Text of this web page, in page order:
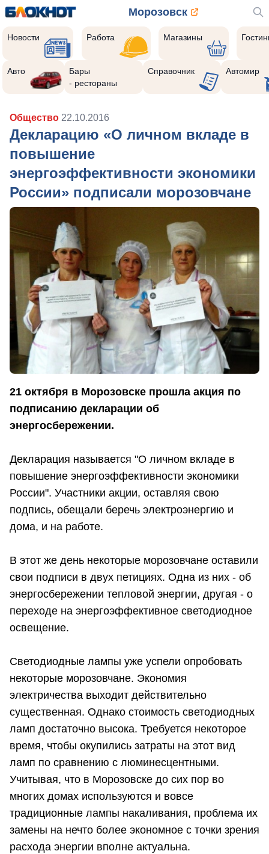
Морозовск
Новости Работа Магазины
Авто
Бары
- рестораны
Справочник Автомир
Общество 22.10.2016
Декларацию «О личном вкладе в
повышение
энергоэффективности экономики
России» подписали морозовчане
21 октября в Морозовске прошла акция по
подписанию декларации об
энергосбережении.
Декларация называется "О личном вкладе в
повышение энергоэффективности экономики
России". Участники акции, оставляя свою
подпись, обещали беречь электроэнергию и
дома, и на работе.
В этот же день некоторые морозовчане оставили
свои подписи в двух петициях. Одна из них - об
энергосбережении тепловой энергии, другая - о
переходе на энергоэффективное светодиодное
освещение.
Светодиодные лампы уже успели опробовать
некоторые морозовчане. Экономия
электричества выходит действительно
существенная. Однако стоимость светодиодных
ламп достаточно высока. Требуется некоторое
время, чтобы окупились затраты на этот вид
ламп по сравнению с люминесцентными.
Учитывая, что в Морозовске до сих пор во
многих домах используются и вовсе
традиционные лампы накаливания, проблема их
замены на нечто более экономное с точки зрения
расхода энергии вполне актуальна.